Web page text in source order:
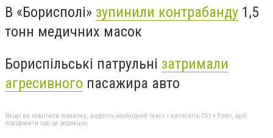
В «Борисполі» зупинили контрабанду 1,5
тонн медичних масок
Бориспільські патрульні затримали
агресивного пасажира авто
Якщо ви помітили помилку, виділіть необхідний текст і натисніть Ctrl + Enter, щоб
повідомити про це редакцію